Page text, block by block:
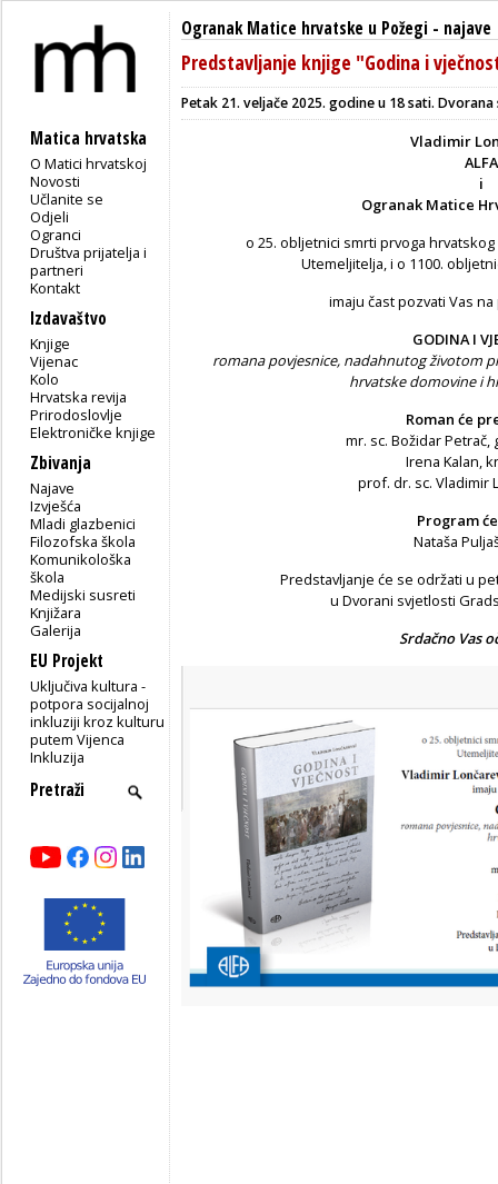
Matica hrvatska
O Matici hrvatskoj
Novosti
Učlanite se
Odjeli
Ogranci
Društva prijatelja i
partneri
Kontakt
Izdavaštvo
Knjige
Vijenac
Kolo
Hrvatska revija
Prirodoslovlje
Elektroničke knjige
Zbivanja
Najave
Izvješća
Mladi glazbenici
Filozofska škola
Komunikološka
škola
Medijski susreti
Knjižara
Galerija
EU Projekt
Uključiva kultura -
potpora socijalnoj
inkluziji kroz kulturu
putem Vijenca
Inkluzija
Ogranak Matice hrvatske u Požegi - najave
Predstavljanje knjige "Godina i
Petak 21. veljače 2025. godine u 18 sati. Dvorana
Vladimir
ALFA
i
Ogranak Matice
o 25. obljetnici smrti prvoga
Utemeljitelja, i o 1100.
imaju čast pozvati Vas na
GODINA I
romana povjesnice, nadahnutog životom
hrvatske domovine i
Roman će
mr. sc. Božidar
Irena Kalan,
prof. dr. sc. Vladimir
Program
Nataša
Predstavljanje će se održati u
u Dvorani svjetlosti
Srdačno Vas